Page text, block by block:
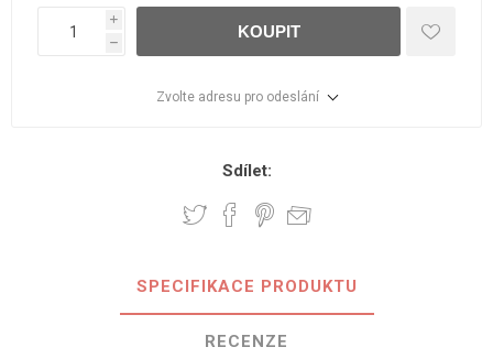
i
h
KOUPIT
Zvolte adresu pro odeslání
Sdílet:
SPECIFIKACE PRODUKTU
RECENZE